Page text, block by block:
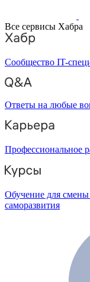
Все сервисы Хабра
Сообщество IT-
Ответы на любые
Профессиональное
Обучение для смены
саморазвития